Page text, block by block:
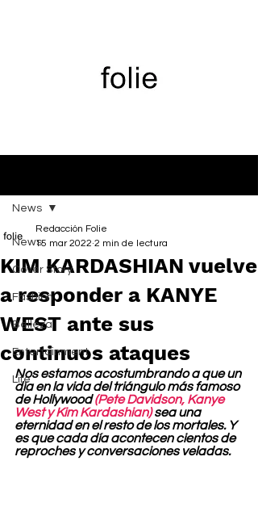
News
Cover Story
Fashion
Belleza
Entertainment
Life
News
KIM KARDASHIAN vuelve
a responder a KANYE
WEST ante sus
continuos ataques
Redacción Folie
15 mar 2022 2 min de lectura
Nos estamos acostumbrando a que un
día en la vida del triángulo más famoso
de Hollywood (Pete Davidson, Kanye
West y Kim Kardashian) sea una
eternidad en el resto de los mortales. Y
es que cada día acontecen cientos de
reproches y conversaciones veladas.